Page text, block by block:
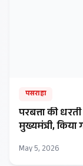
पसराहा
परबत्ता की
मुख्यमंत्री, किया
May 5, 2026